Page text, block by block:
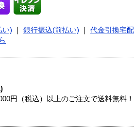
い) 銀行振込(前払い) 代金引換宅
円（税込）以上のご注文で送料無料！